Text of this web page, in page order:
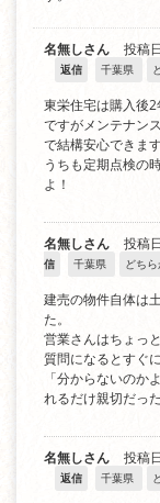
名無しさん 投稿
返信 千葉県
東栄住宅は購入後
ですがメンテナン
で結構安心できます
うちも定期点検の
よ！
名無しさん 投稿
信
千葉県 どち
建売の物件自体は
た。
営業さんはちょっ
質問になるとすぐ
「分からないのか
れるだけ親切だっ
名無しさん 投稿
返信 千葉県